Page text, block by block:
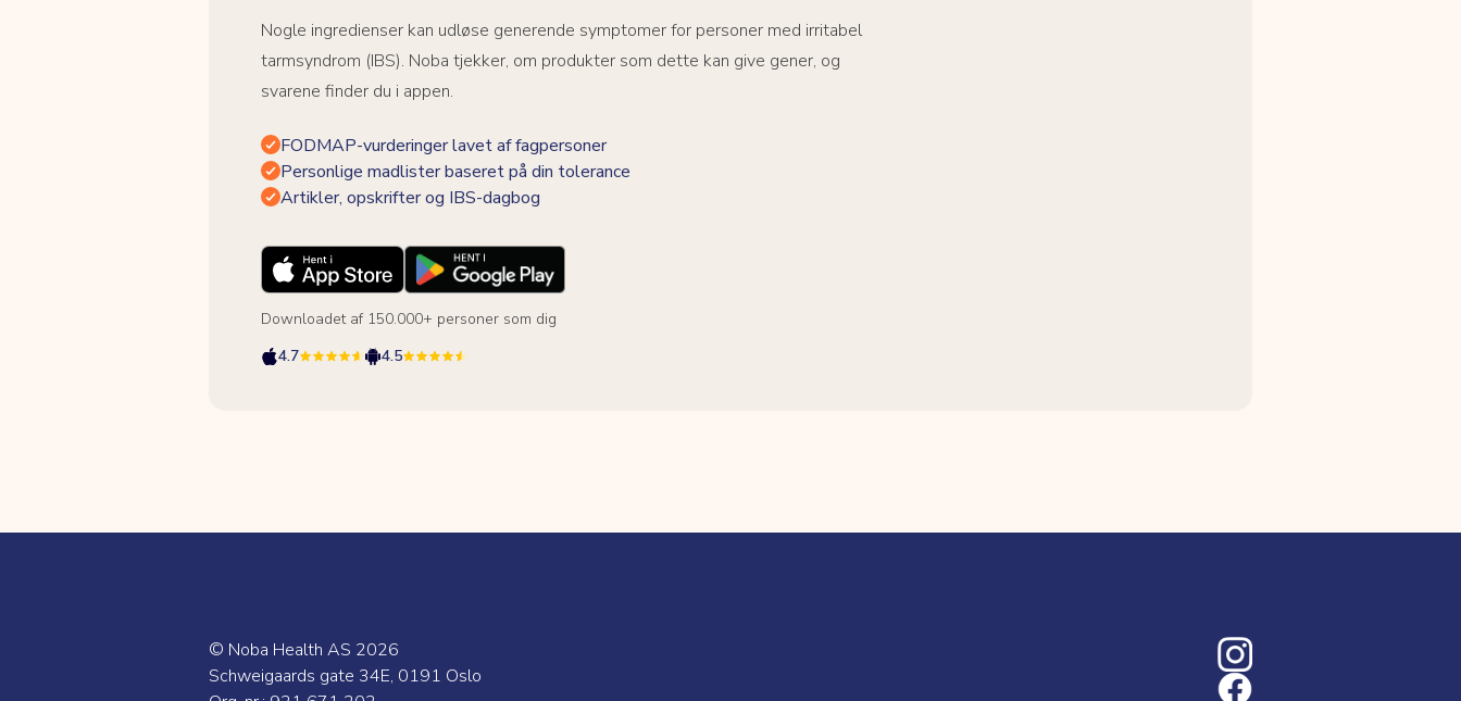
Nogle ingredienser kan udløse generende symptomer for personer med irritabel
tarmsyndrom (IBS). Noba tjekker, om produkter som dette kan give gener, og
svarene finder du i appen.
FODMAP-vurderinger lavet af fagpersoner
Personlige madlister baseret på din tolerance
Artikler, opskrifter og IBS-dagbog
Downloadet af 150.000+ personer som dig
4.7
4.5
© Noba Health AS 2026
Schweigaards gate 34E, 0191 Oslo